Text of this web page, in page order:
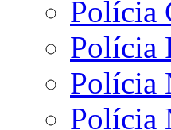
Polícia
Polícia
Polícia
Polícia